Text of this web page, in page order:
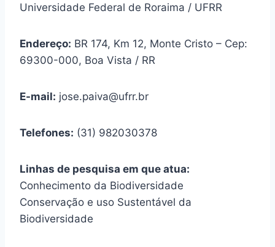
Universidade Federal de Roraima / UFRR
Endereço: BR 174, Km 12, Monte Cristo – Cep:
69300-000, Boa Vista / RR
E-mail: jose.paiva@ufrr.br
Telefones: (31) 982030378
Linhas de pesquisa em que atua:
Conhecimento da Biodiversidade
Conservação e uso Sustentável da
Biodiversidade